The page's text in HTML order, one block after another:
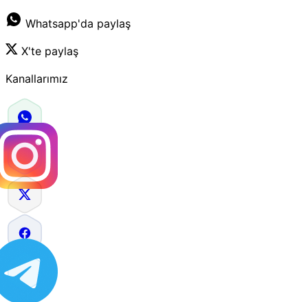
Whatsapp'da paylaş
X'te paylaş
Kanallarımız